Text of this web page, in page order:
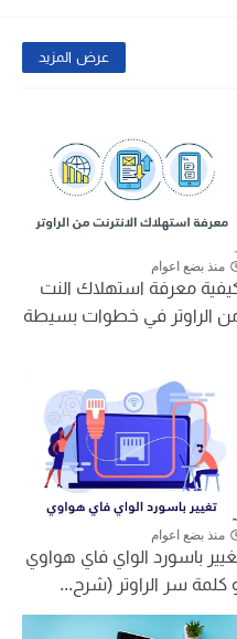
عرض المزيد
منذ بضع اعوام
معرفة استهلاك النت
الراوتر في خطوات بسيطة
منذ بضع اعوام
باسورد الواي فاي هواوي
كلمة سر الراوتر (شرح...